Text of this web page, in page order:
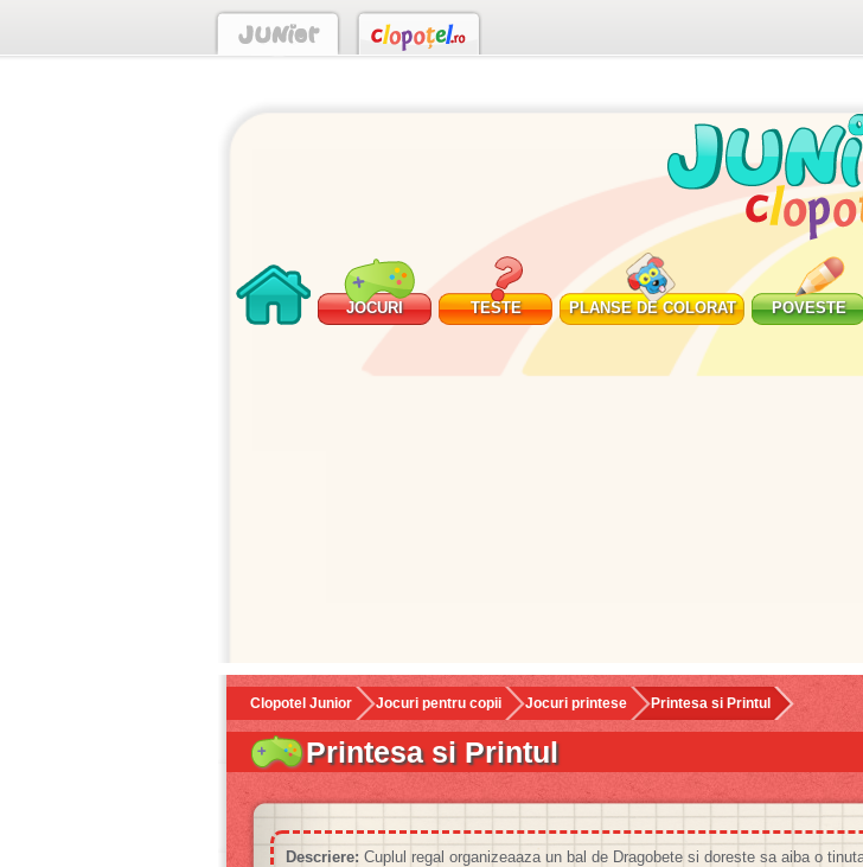
JOCURI TESTE PLANSE DE COLORAT POVESTE
Clopotel Junior Jocuri pentru copii Jocuri printese Printesa si Printul
Printesa si Printul
Descriere: Cuplul regal organizeaaza un bal de Dragobete si doreste sa aiba o